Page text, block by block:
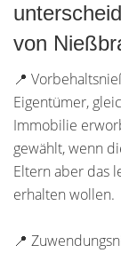
von
📍
Eigentümer,
Immobilie
gewählt, wenn
Eltern aber das
erhalten wollen.
📍